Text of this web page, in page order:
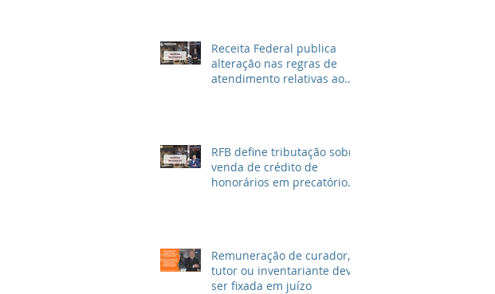
Receita Federal publica
alteração nas regras de
atendimento relativas ao
RFB define tributação sobre
venda de crédito de
honorários em precatórios
Remuneração de curador,
tutor ou inventariante deve
ser fixada em juízo